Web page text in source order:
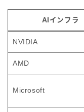
AIインフラ
NVIDIA
AMD
Microsoft